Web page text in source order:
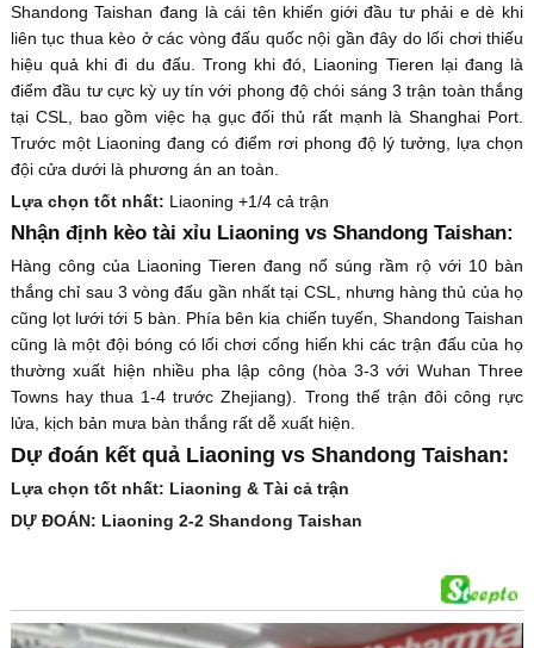
Shandong Taishan đang là cái tên khiến giới đầu tư phải e dè khi
liên tục thua kèo ở các vòng đấu quốc nội gần đây do lối chơi thiếu
hiệu quả khi đi du đấu. Trong khi đó, Liaoning Tieren lại đang là
điểm đầu tư cực kỳ uy tín với phong độ chói sáng 3 trận toàn thắng
tại CSL, bao gồm việc hạ gục đối thủ rất mạnh là Shanghai Port.
Trước một Liaoning đang có điểm rơi phong độ lý tưởng, lựa chọn
đội cửa dưới là phương án an toàn.
Lựa chọn tốt nhất: Liaoning +1/4 cả trận
Nhận định kèo tài xỉu Liaoning vs Shandong Taishan:
Hàng công của Liaoning Tieren đang nổ súng rầm rộ với 10 bàn
thắng chỉ sau 3 vòng đấu gần nhất tại CSL, nhưng hàng thủ của họ
cũng lọt lưới tới 5 bàn. Phía bên kia chiến tuyến, Shandong Taishan
cũng là một đội bóng có lối chơi cống hiến khi các trận đấu của họ
thường xuất hiện nhiều pha lập công (hòa 3-3 với Wuhan Three
Towns hay thua 1-4 trước Zhejiang). Trong thế trận đôi công rực
lửa, kịch bản mưa bàn thắng rất dễ xuất hiện.
Dự đoán kết quả Liaoning vs Shandong Taishan:
Lựa chọn tốt nhất: Liaoning & Tài cả trận
DỰ ĐOÁN: Liaoning 2-2 Shandong Taishan